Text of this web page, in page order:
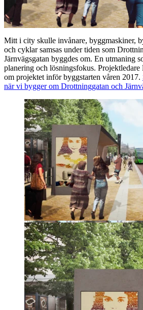
Mitt i city skulle invånare, byggmaskiner,
och cyklar samsas under tiden som
Järnvägsgatan byggdes om. En utmaning
planering och lösningsfokus.
om projektet inför byggstarten våren 2017.
när vi bygger om Drottninggatan och